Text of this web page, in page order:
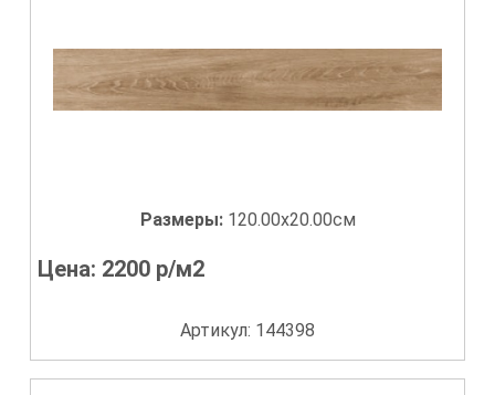
Размеры: 120.00x20.00см
Цена: 2200 р/м2
Артикул: 144398